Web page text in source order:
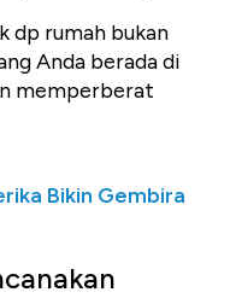
dp rumah bukan
Anda berada di
memperberat
Bikin Gembira